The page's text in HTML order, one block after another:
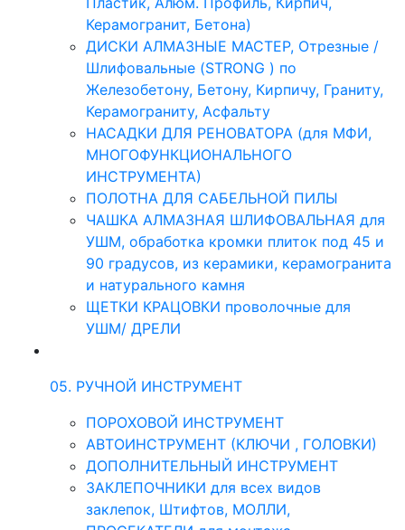
Керамогранит, Бетона)
ДИСКИ АЛМАЗНЫЕ МАСТЕР, Отрезные /
Шлифовальные (STRONG ) по
Железобетону, Бетону, Кирпичу, Граниту,
Керамограниту, Асфальту
НАСАДКИ ДЛЯ РЕНОВАТОРА (для МФИ,
МНОГОФУНКЦИОНАЛЬНОГО
ИНСТРУМЕНТА)
ПОЛОТНА ДЛЯ САБЕЛЬНОЙ ПИЛЫ
ЧАШКА АЛМАЗНАЯ ШЛИФОВАЛЬНАЯ для
УШМ, обработка кромки плиток под 45 и
90 градусов, из керамики, керамогранита
и натурального камня
ЩЕТКИ КРАЦОВКИ проволочные для
УШМ/ ДРЕЛИ
05. РУЧНОЙ ИНСТРУМЕНТ
ПОРОХОВОЙ ИНСТРУМЕНТ
АВТОИНСТРУМЕНТ (КЛЮЧИ , ГОЛОВКИ)
ДОПОЛНИТЕЛЬНЫЙ ИНСТРУМЕНТ
ЗАКЛЕПОЧНИКИ для всех видов
заклепок, Штифтов, МОЛЛИ,